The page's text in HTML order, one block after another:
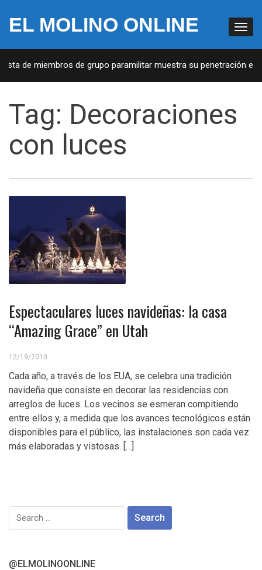
EL MOLINO ONLINE
de miembros de grupo paramilitar muestra su penetración en
Tag: Decoraciones
con luces
Espectaculares luces navideñas: la casa
“Amazing Grace” en Utah
12/19/2010
Cada año, a través de los EUA, se celebra una tradición
navideña que consiste en decorar las residencias con
arreglos de luces. Los vecinos se esmeran compitiendo
entre ellos y, a medida que los avances tecnológicos están
disponibles para el público, las instalaciones son cada vez
más elaboradas y vistosas. […]
Search
for:
@ELMOLINOONLINE